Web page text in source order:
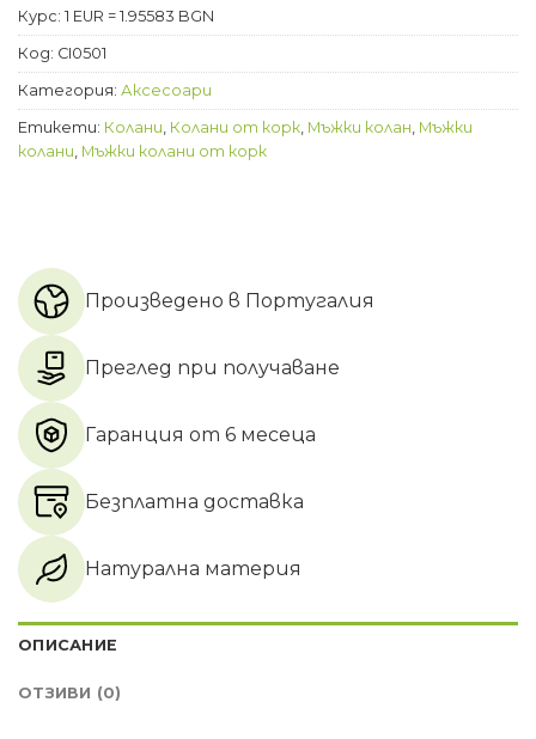
Курс: 1 EUR = 1.95583 BGN
Код: CI0501
Категория: Аксесоари
Етикети: Колани Колани от корк Мъжки колан Мъжки
колани Мъжки колани от корк
Произведено в Португалия
Преглед при получаване
Гаранция от 6 месеца
Безплатна доставка
Натурална материя
ОПИСАНИЕ
ОТЗИВИ (0)